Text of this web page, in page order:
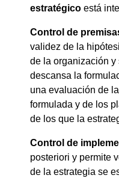
estratégico está
Control de
validez de la
de la organización y
descansa la
una evaluación de
formulada y de los
de los que la
Control de
posteriori y permite
de la estrategia se